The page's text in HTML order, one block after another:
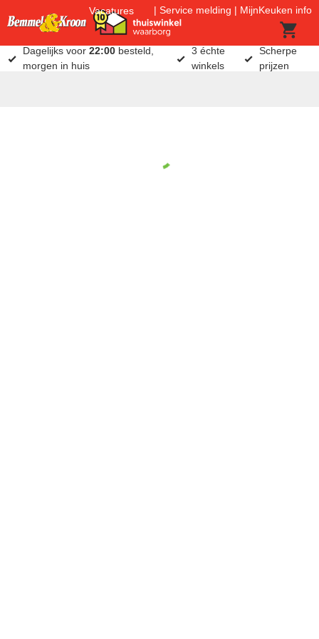
Vacatures Service melding MijnKeuken info
Dagelijks voor22:00 besteld,
morgen in huis
3 échte
winkels
Scherpe
prijzen